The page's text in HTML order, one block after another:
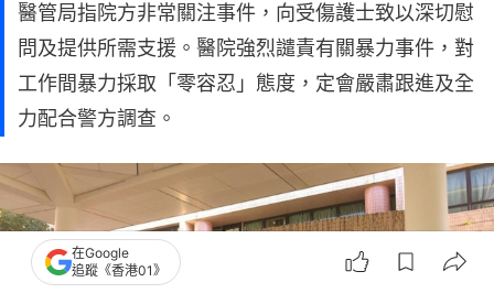
醫管局指院方非常關注事件，向受傷護士致以深切慰
問及提供所需支援。醫院強烈譴責有關暴力事件，對
工作間暴力採取「零容忍」態度，定會嚴肅跟進及全
力配合警方調查。
在Google
追蹤《香港01》